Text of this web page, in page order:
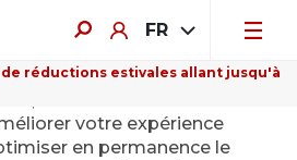
FR
réductions estivales allant jusqu'à
nous utilisons des
votre expérience
en permanence le